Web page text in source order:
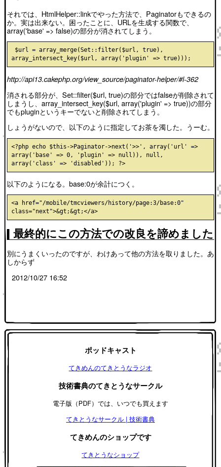
それでは、HtmlHelper::linkでやった方法で、Paginatorもできるの
か。実は出来ない。困ったことに、URLを生成する関数で、
array('base' => false)の部分が消されてしまう。
http://api13.cakephp.org/view_source/paginator-helper/#l-362
消される部分が、Set::filter($url, true)の部分ではfalseが削除されて
しまうし、array_intersect_key($url, array('plugin' => true))の部分
でもpluginというキーでないと削除されてしまう。
しょうがないので、以下のように指定してお茶を濁した。うーむ。
<?php echo $this->Paginator->next('>>', array('url' =>
array('base' => 0, 'plugin' => null)), null,
以下のようになる。base:0が余計につく。
<a href="/mobile/tmcviewers/history/page:3/base:0"
最終的にこの方法での改良を諦めました
別にうまくいったのですが、わけあって他の方法を取りました。あ
しからず
2012/10/27 16:52
ポッドキャスト
てきめんのてきとうなラジオ
技術書典のてきとうなサークル
電子版（PDF）では、いつでも買えます
てきとうなサークル | 技術書典
てきめんのショップです
てきとうなショップ